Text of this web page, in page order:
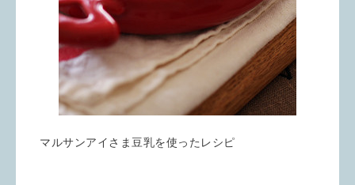
マルサンアイさま豆乳を使ったレシピ